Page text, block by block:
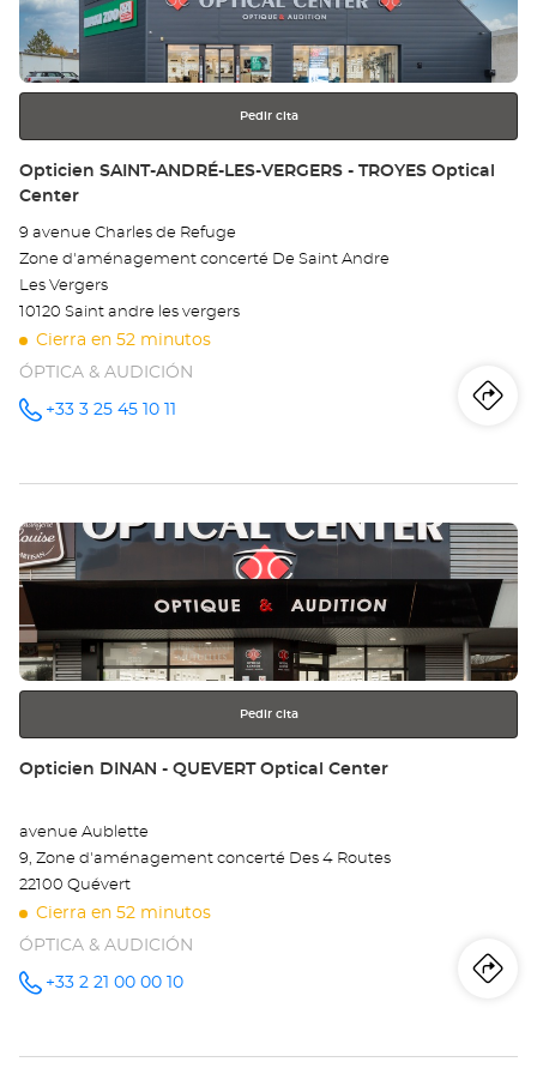
obtener
más
información
Pedir cita
Tienda:
Opticien SAINT-ANDRÉ-LES-VERGERS - TROYES Optical
Center
9 avenue Charles de Refuge
Zone d'aménagement concerté De Saint Andre
Les Vergers
10120 Saint andre les vergers
Cierra en 52 minutos
ÓPTICA & AUDICIÓN
número
+33 3 25 45 10 11
a
Pulse
ENTER
para
obtener
más
información
Pedir cita
Tienda:
Opticien DINAN - QUEVERT Optical Center
avenue Aublette
9, Zone d'aménagement concerté Des 4 Routes
22100 Quévert
Cierra en 52 minutos
ÓPTICA & AUDICIÓN
número
+33 2 21 00 00 10
a